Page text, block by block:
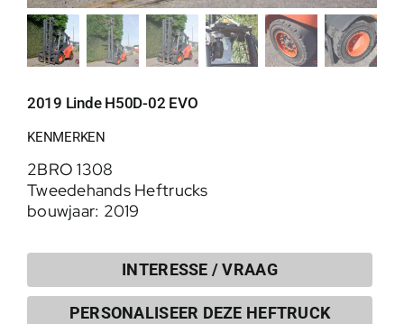
2019 Linde H50D-02 EVO
KENMERKEN
2BRO 1308
Tweedehands Heftrucks
bouwjaar: 2019
INTERESSE / VRAAG
PERSONALISEER DEZE HEFTRUCK